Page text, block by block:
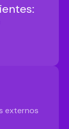
externos